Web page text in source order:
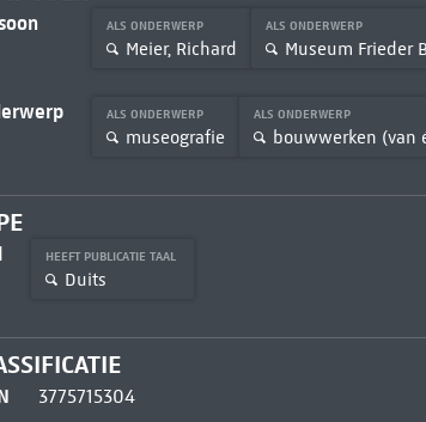
ALS ONDERWERP
Meier, Richard
ALS ONDERWERP
Museum Frieder
ALS ONDERWERP
museografie
ALS ONDERWERP
bouwwerken (van
HEEFT PUBLICATIE TAAL
Duits
3775715304